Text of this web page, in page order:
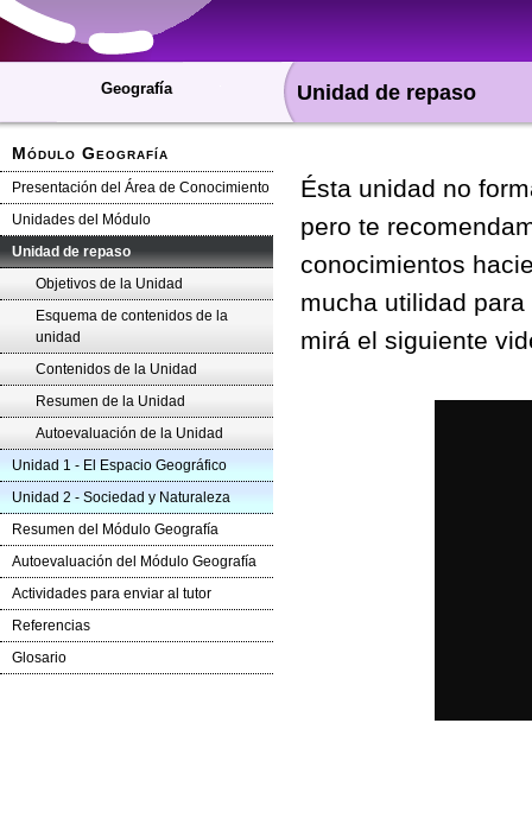
Geografía
Módulo Geografía
Presentación del Área de Conocimiento
Unidades del Módulo
Unidad de repaso
Objetivos de la Unidad
Esquema de contenidos de la
unidad
Contenidos de la Unidad
Resumen de la Unidad
Autoevaluación de la Unidad
Unidad 1 - El Espacio Geográfico
Unidad 2 - Sociedad y Naturaleza
Resumen del Módulo Geografía
Autoevaluación del Módulo Geografía
Actividades para enviar al tutor
Referencias
Glosario
Unidad de repaso
Ésta unidad no
pero te
conocimientos
mucha utilidad
mirá el siguiente